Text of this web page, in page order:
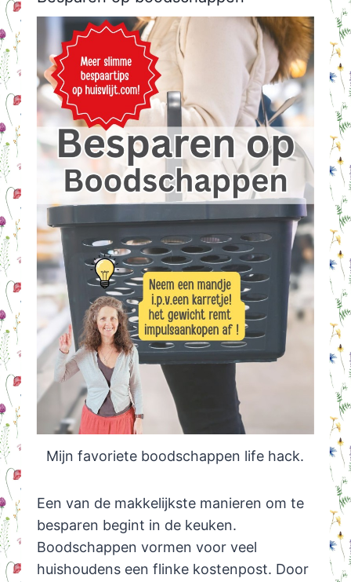
Mijn favoriete boodschappen life hack.
Een van de makkelijkste manieren om te
besparen begint in de keuken.
Boodschappen vormen voor veel
huishoudens een flinke kostenpost. Door